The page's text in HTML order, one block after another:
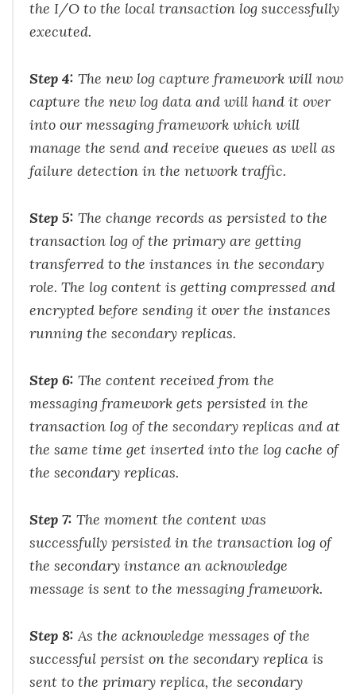
the I/O to the local transaction log successfully
executed.
Step 4: The new log capture framework will now
capture the new log data and will hand it over
into our messaging framework which will
manage the send and receive queues as well as
failure detection in the network traffic.
Step 5: The change records as persisted to the
transaction log of the primary are getting
transferred to the instances in the secondary
role. The log content is getting compressed and
encrypted before sending it over the instances
running the secondary replicas.
Step 6: The content received from the
messaging framework gets persisted in the
transaction log of the secondary replicas and at
the same time get inserted into the log cache of
the secondary replicas.
Step 7: The moment the content was
successfully persisted in the transaction log of
the secondary instance an acknowledge
message is sent to the messaging framework.
Step 8:As the acknowledge messages of the
successful persist on the secondary replica is
sent to the primary replica, the secondary